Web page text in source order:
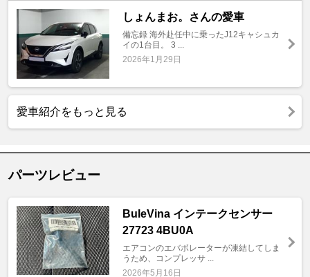
しょんまお。さんの愛車
備忘録 海外赴任中に乗ったJ12キャシュカ
イの1台目。 3 ...
2026年1月29日
愛車紹介をもっと見る
パーツレビュー
BuleVina インテークセンサー
27723 4BU0A
エアコンのエバボレーターが凍結してしま
うため、コンプレッサ ...
2026年5月16日